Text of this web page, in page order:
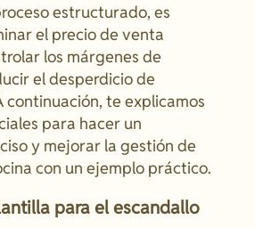
estructurado, es
el precio de venta
los márgenes de
el desperdicio de
continuación, te explicamos
para hacer un
y mejorar la gestión de
con un ejemplo práctico.
para el escandallo